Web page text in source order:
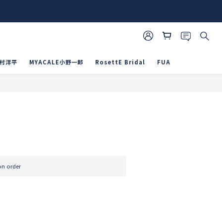
洋平 MYACALE小野一郎 RosettE Bridal FUA
order